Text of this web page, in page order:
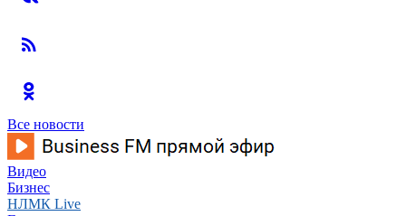
Все новости
Видео
Бизнес
НЛМК Live